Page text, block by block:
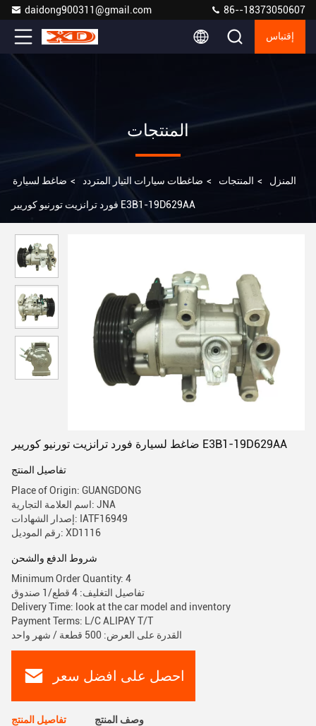
daidong900311@gmail.com 86--18373050607
إقتباس
المنتجات
المنزل > المنتجات > ضاغطات سيارات التيار المتردد > ضاغط لسيارة
فورد ترانزيت تورنيو كوريير E3B1-19D629AA
ضاغط لسيارة فورد ترانزيت تورنيو كوريير E3B1-19D629AA
تفاصيل المنتج
Place of Origin: GUANGDONG
اسم العلامة التجارية: JNA
إصدار الشهادات: IATF16949
رقم الموديل: XD1116
شروط الدفع والشحن
Minimum Order Quantity: 4
تفاصيل التغليف: 4 قطع/1 صندوق
Delivery Time: look at the car model and inventory
Payment Terms: L/C ALIPAY T/T
القدرة على العرض: 500 قطعة / شهر واحد
احصل على افضل سعر
تفاصيل المنتج وصف المنتج